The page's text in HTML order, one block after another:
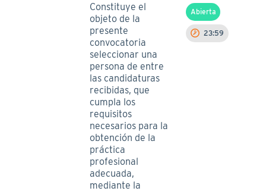
Constituye el
objeto de la
presente
convocatoria
seleccionar una
persona de entre
las candidaturas
recibidas, que
cumpla los
requisitos
necesarios para la
obtención de la
práctica
profesional
adecuada,
mediante la
Abierta
23:59